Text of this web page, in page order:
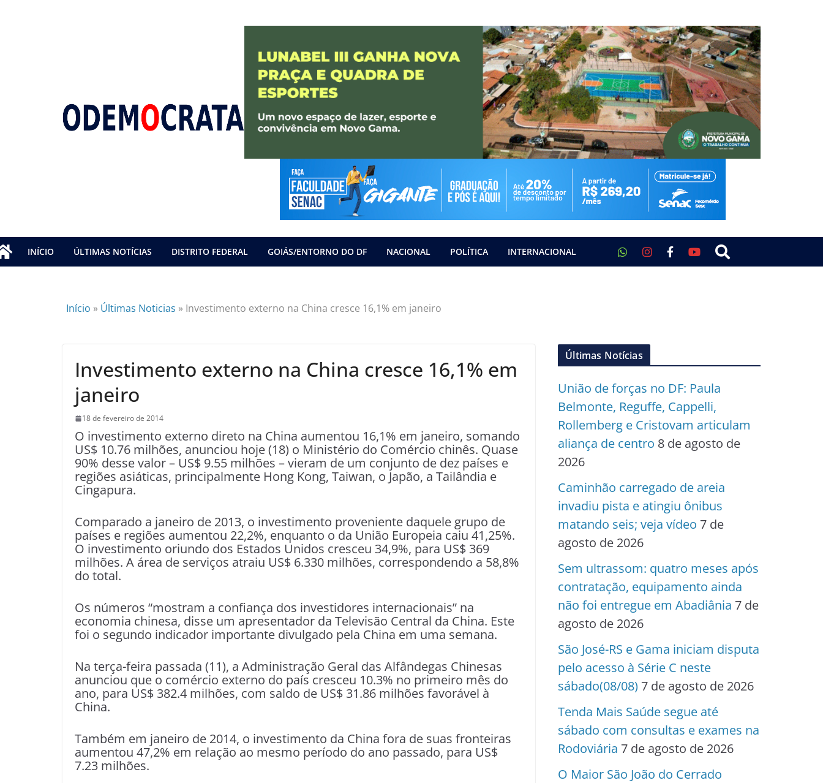
INÍCIO ÚLTIMAS NOTÍCIAS DISTRITO FEDERAL GOIÁS/ENTORNO DO DF NACIONAL POLÍTICA INTERNACIONAL
Início » Últimas Noticias » Investimento externo na China cresce 16,1% em janeiro
Investimento externo na China cresce 16,1% em
janeiro
18 de fevereiro de 2014
O investimento externo direto na China aumentou 16,1% em janeiro, somando
US$ 10.76 milhões, anunciou hoje (18) o Ministério do Comércio chinês. Quase
90% desse valor – US$ 9.55 milhões – vieram de um conjunto de dez países e
regiões asiáticas, principalmente Hong Kong, Taiwan, o Japão, a Tailândia e
Cingapura.
Comparado a janeiro de 2013, o investimento proveniente daquele grupo de
países e regiões aumentou 22,2%, enquanto o da União Europeia caiu 41,25%.
O investimento oriundo dos Estados Unidos cresceu 34,9%, para US$ 369
milhões. A área de serviços atraiu US$ 6.330 milhões, correspondendo a 58,8%
do total.
Os números “mostram a confiança dos investidores internacionais” na
economia chinesa, disse um apresentador da Televisão Central da China. Este
foi o segundo indicador importante divulgado pela China em uma semana.
Na terça-feira passada (11), a Administração Geral das Alfândegas Chinesas
anunciou que o comércio externo do país cresceu 10.3% no primeiro mês do
ano, para US$ 382.4 milhões, com saldo de US$ 31.86 milhões favorável à
China.
Também em janeiro de 2014, o investimento da China fora de suas fronteiras
aumentou 47,2% em relação ao mesmo período do ano passado, para US$
7.23 milhões.
Últimas Notícias
União de forças no DF: Paula
Belmonte, Reguffe, Cappelli,
Rollemberg e Cristovam articulam
aliança de centro 8 de agosto de
2026
Caminhão carregado de areia
invadiu pista e atingiu ônibus
matando seis; veja vídeo 7 de
agosto de 2026
Sem ultrassom: quatro meses após
contratação, equipamento ainda
não foi entregue em Abadiânia 7 de
agosto de 2026
São José-RS e Gama iniciam disputa
pelo acesso à Série C neste
sábado(08/08) 7 de agosto de 2026
Tenda Mais Saúde segue até
sábado com consultas e exames na
Rodoviária 7 de agosto de 2026
O Maior São João do Cerrado